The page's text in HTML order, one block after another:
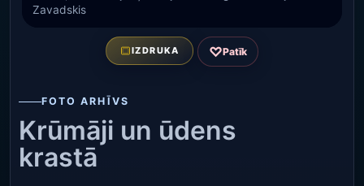
Zavadskis
IZDRUKA ♡Patīk
FOTO ARHĪVS
Krūmāji un ūdens
krastā